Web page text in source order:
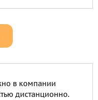
в компании
дистанционно.